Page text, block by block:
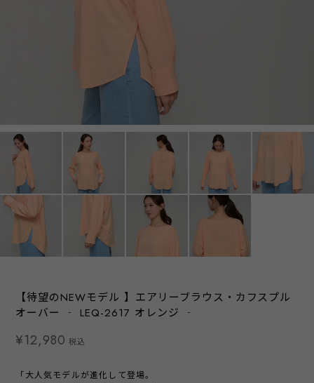
【待望のNEWモデル 】エアリーブラウス・カフスプル
オーバー ‐ LEQ-2617 オレンジ ‐
¥12,980 税込
「大人気モデルが進化して登場。